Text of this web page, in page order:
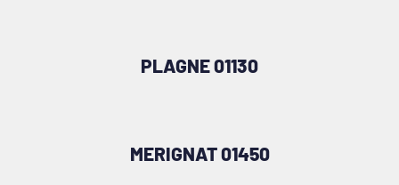
PLAGNE 01130
MERIGNAT 01450